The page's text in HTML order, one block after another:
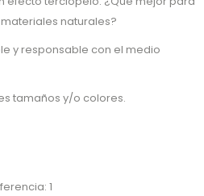
naturales?
y responsable con el medio
tamaños y/o colores.
1